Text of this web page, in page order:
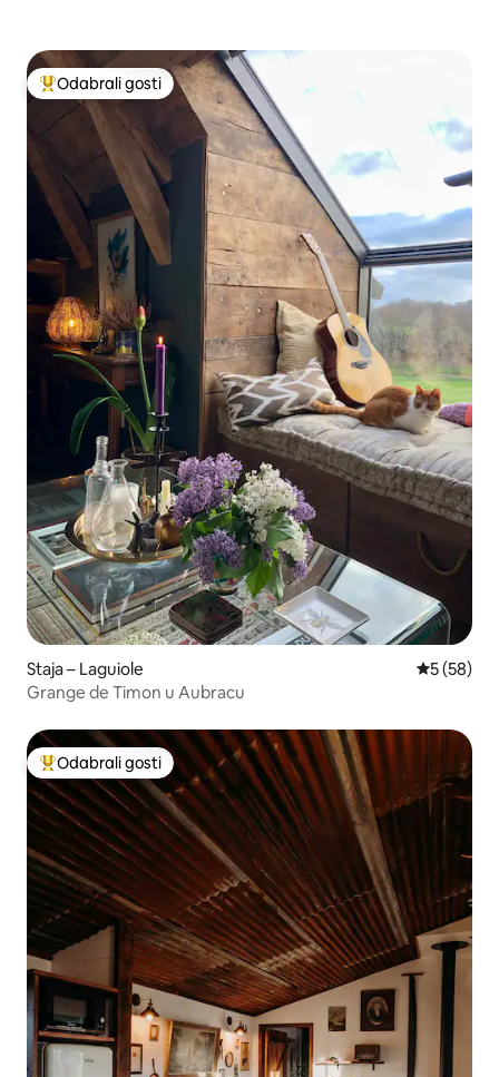
Među najviše rangiranima s oznakom „Odabrali gosti”
Odabrali gosti
Staja – Laguiole Prosječna
5 (58)
Grange de Timon u Aubracu
Među najviše rangiranima s oznakom „Odabrali gosti”
Odabrali gosti